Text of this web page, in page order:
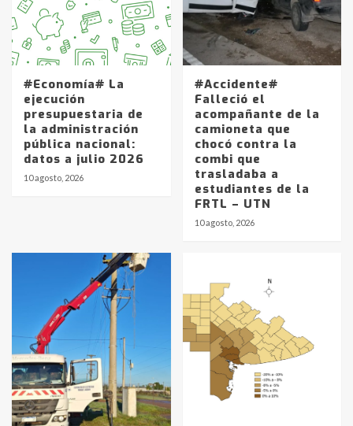
#Economía# La
ejecución
presupuestaria de
la administración
pública nacional:
datos a julio 2026
10 agosto, 2026
#Accidente#
Falleció el
acompañante de la
camioneta que
chocó contra la
combi que
trasladaba a
estudiantes de la
FRTL – UTN
10 agosto, 2026